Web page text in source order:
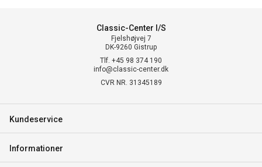
Classic-Center I/S
Fjelshøjvej 7
DK-9260 Gistrup
Tlf. +45 98 374 190
info@classic-center.dk
CVR NR. 31345189
Kundeservice
Informationer